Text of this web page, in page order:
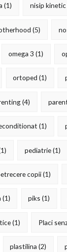
(1) nisip kinetic
(5)
omega 3 (1)
ortoped (1)
(4)
(1)
pediatrie(1)
copii(1)
(1) piks (1)
(1) Placi
plastilina (2)